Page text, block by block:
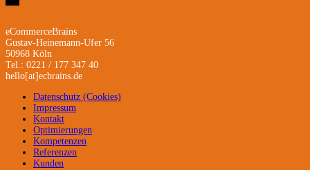
eCommerceBrains
Gustav-Heinemann-Ufer 56
50968 Köln
Tel.: 0221 / 177 347 40
hello[at]ecbrains.de
Datenschutz (Cookies)
Impressum
Kontakt
Optimierungen
Kompetenzen
Referenzen
Kunden